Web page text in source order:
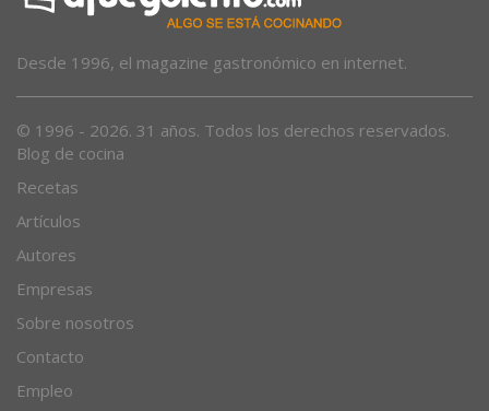
Desde 1996, el magazine gastronómico en internet.
© 1996 - 2026. 31 años. Todos los derechos reservados.
Blog de cocina
Recetas
Artículos
Autores
Empresas
Sobre nosotros
Contacto
Empleo